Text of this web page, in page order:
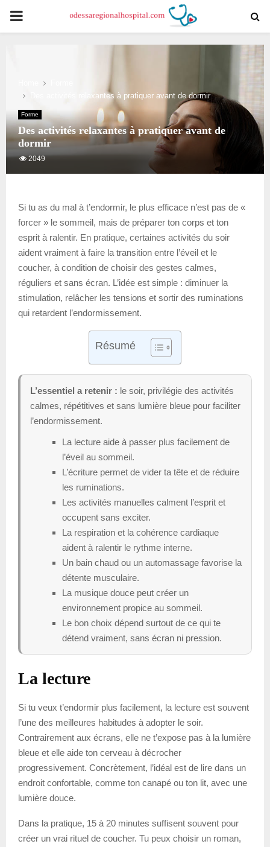
PRIMARY
Des activités relaxantes à pratiquer avant de dormir
Forme
Des activités relaxantes à pratiquer avant de
dormir
2049
Si tu as du mal à t’endormir, le plus efficace n’est pas de «
forcer » le sommeil, mais de préparer ton corps et ton
esprit à ralentir. En pratique, certaines activités du soir
aident vraiment à faire la transition entre l’éveil et le
coucher, à condition de choisir des gestes calmes,
réguliers et sans écran. L’idée est simple : diminuer la
stimulation, relâcher les tensions et sortir des ruminations
qui retardent l’endormissement.
Résumé
L’essentiel a retenir : le soir, privilégie des activités
calmes, répétitives et sans lumière bleue pour faciliter
l’endormissement.
La lecture aide à passer plus facilement de
l’éveil au sommeil.
L’écriture permet de vider ta tête et de réduire
les ruminations.
Les activités manuelles calment l’esprit et
occupent sans exciter.
La respiration et la cohérence cardiaque
aident à ralentir le rythme interne.
Un bain chaud ou un automassage favorise la
détente musculaire.
La musique douce peut créer un
environnement propice au sommeil.
Le bon choix dépend surtout de ce qui te
détend vraiment, sans écran ni pression.
La lecture
Si tu veux t’endormir plus facilement, la lecture est souvent
l’une des meilleures habitudes à adopter le soir.
Contrairement aux écrans, elle ne t’expose pas à la lumière
bleue et elle aide ton cerveau à décrocher
progressivement. Concrètement, l’idéal est de lire dans un
endroit confortable, comme ton canapé ou ton lit, avec une
lumière douce.
Dans la pratique, 15 à 20 minutes suffisent souvent pour
créer un vrai rituel de coucher. Tu peux choisir un roman,